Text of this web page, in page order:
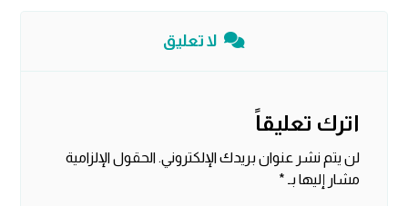
لا تعليق
اترك تعليقاً
لن يتم نشر عنوان بريدك الإلكتروني. الحقول الإلزامية
مشار إليها بـ *